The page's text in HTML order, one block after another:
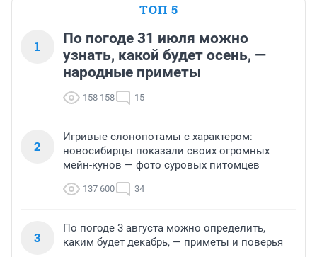
ТОП 5
1
По погоде 31 июля можно
узнать, какой будет осень, —
народные приметы
158 158 15
2
Игривые слонопотамы с характером:
новосибирцы показали своих огромных
мейн-кунов — фото суровых питомцев
137 600 34
3
По погоде 3 августа можно определить,
каким будет декабрь, — приметы и поверья